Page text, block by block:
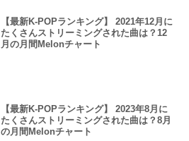
【最新K-POPランキング】 2021年12月に
たくさんストリーミングされた曲は？12
月の月間Melonチャート
【最新K-POPランキング】 2023年8月に
たくさんストリーミングされた曲は？8月
の月間Melonチャート